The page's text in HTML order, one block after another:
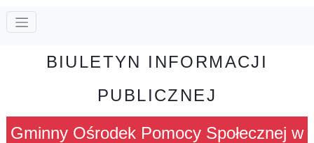
BIULETYN INFORMACJI
PUBLICZNEJ
Gminny Ośrodek Pomocy Społecznej w